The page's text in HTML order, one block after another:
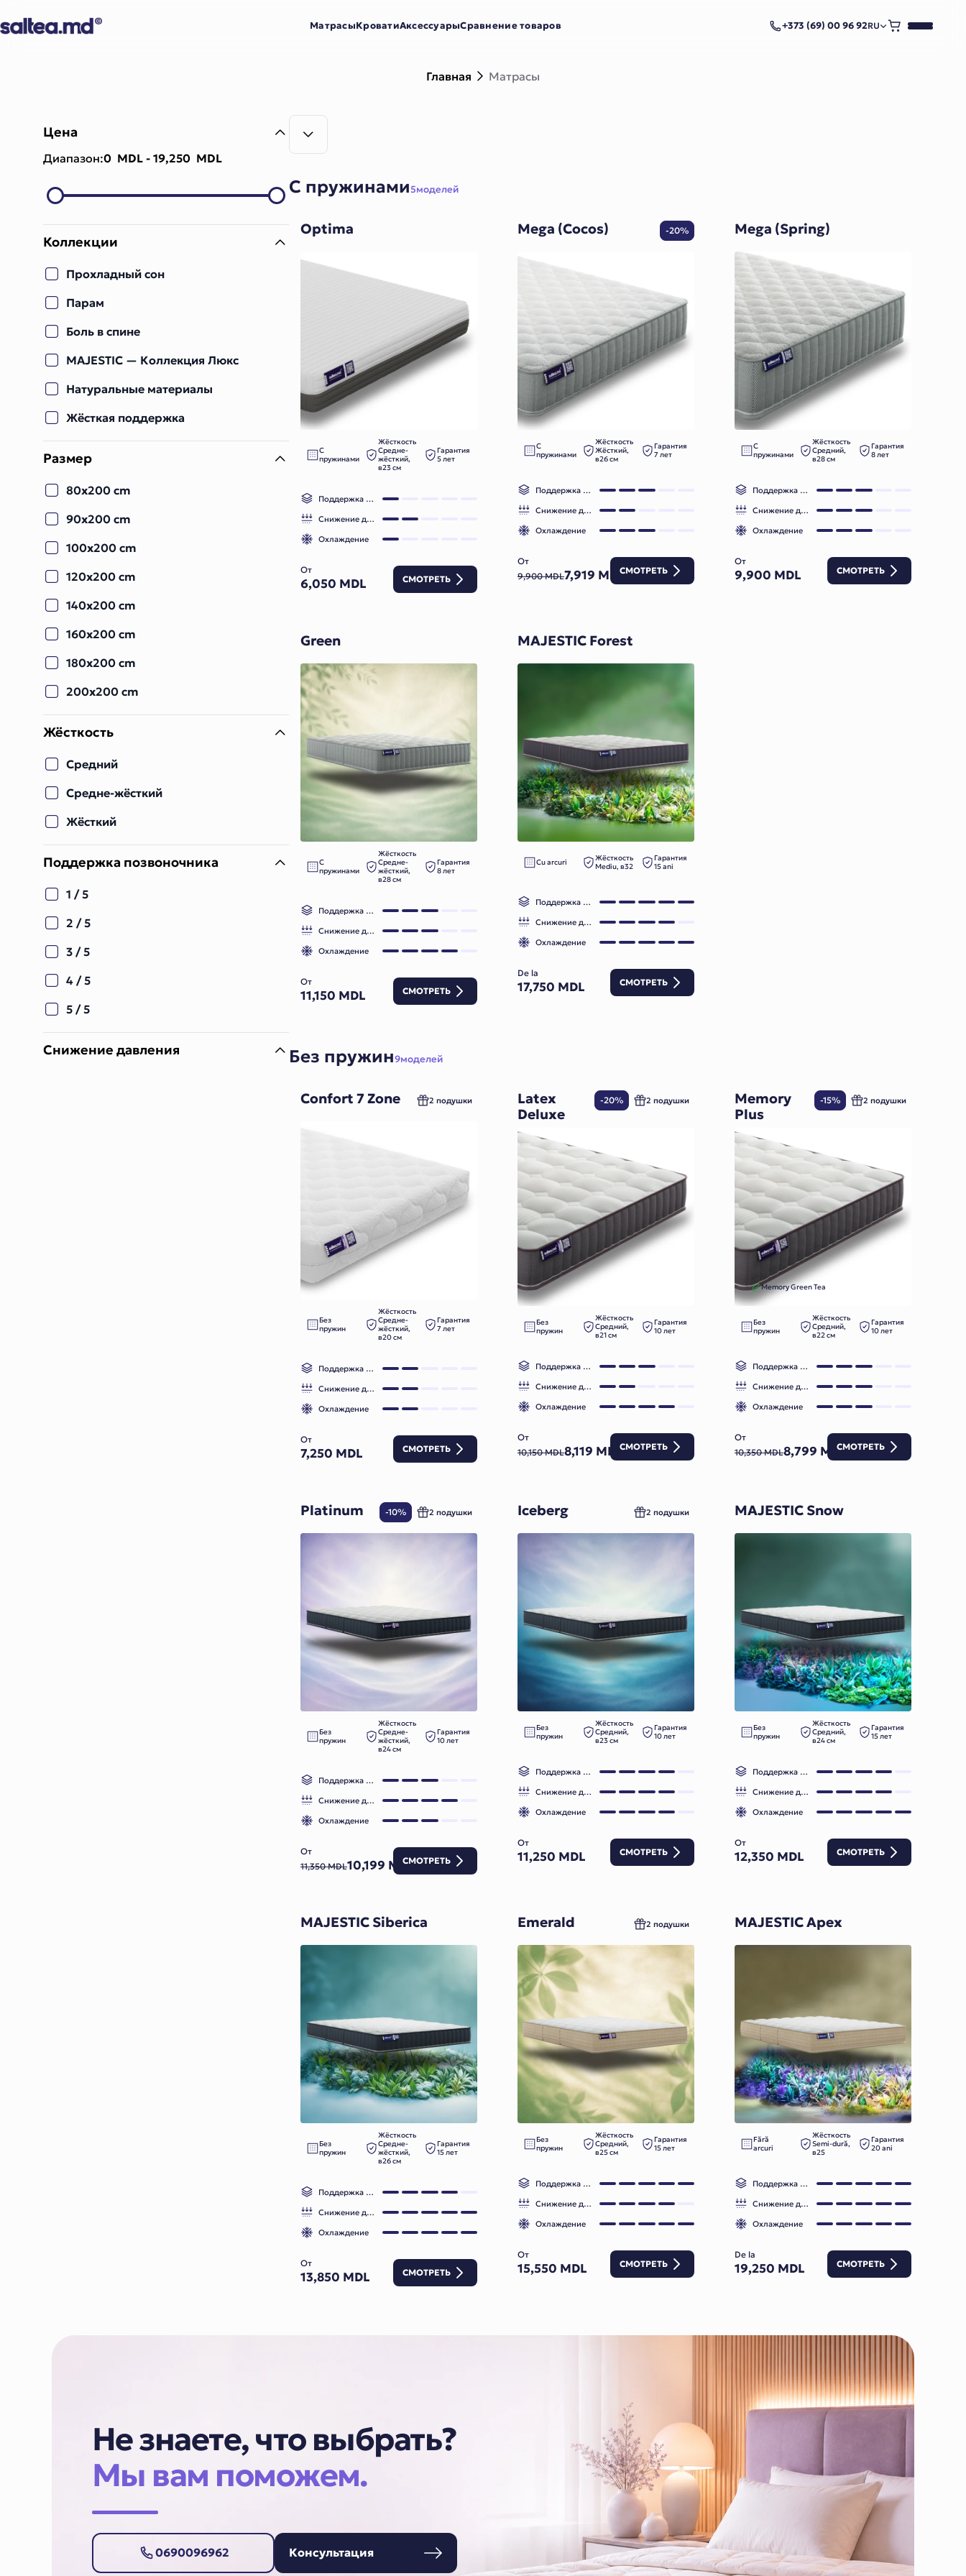
МатрасыКроватиАксессуарыСравнение товаров +373 (69) 00 96 92RU
Главная Матрасы
Цена
Диапазон:0 MDL - 19,250 MDL
Коллекции
Прохладный сон
Парам
Боль в спине
MAJESTIC — Коллекция Люкс
Натуральные материалы
Жёсткая поддержка
Размер
80x200 cm
90x200 cm
100x200 cm
120x200 cm
140x200 cm
160x200 cm
180x200 cm
200x200 cm
Жёсткость
Средний
Средне-жёсткий
Жёсткий
Поддержка позвоночника
1 / 5
2 / 5
3 / 5
4 / 5
5 / 5
Снижение давления
С пружинами5моделей
Optima
С
пружинами
Жёсткость
Средне-
жёсткий,
в23 см
Гарантия
5 лет
Поддержка позвоночника
Снижение давления
Охлаждение
От
6,050 MDL СМОТРЕТЬ
Mega (Cocos) -20%
С
пружинами
Жёсткость
Жёсткий,
в26 см
Гарантия
7 лет
Поддержка позвоночника
Снижение давления
Охлаждение
От
9,900 MDL7,919 MDLСМОТРЕТЬ
Mega (Spring)
С
пружинами
Жёсткость
Средний,
в28 см
Гарантия
8 лет
Поддержка позвоночника
Снижение давления
Охлаждение
От
9,900 MDL СМОТРЕТЬ
Green
С
пружинами
Жёсткость
Средне-
жёсткий,
в28 см
Гарантия
8 лет
Поддержка позвоночника
Снижение давления
Охлаждение
От
11,150 MDL СМОТРЕТЬ
MAJESTIC Forest
Cu arcuri
Жёсткость
Mediu, в32
Гарантия
15 ani
Поддержка позвоночника
Снижение давления
Охлаждение
De la
17,750 MDL СМОТРЕТЬ
Без пружин9моделей
Confort 7 Zone 2 подушки
Без
пружин
Жёсткость
Средне-
жёсткий,
в20 см
Гарантия
7 лет
Поддержка позвоночника
Снижение давления
Охлаждение
От
7,250 MDL СМОТРЕТЬ
Latex
Deluxe
-20% 2 подушки
Без
пружин
Жёсткость
Средний,
в21 см
Гарантия
10 лет
Поддержка позвоночника
Снижение давления
Охлаждение
От
10,150 MDL8,119 MDLСМОТРЕТЬ
Memory
Plus
-15% 2 подушки
Memory Green Tea
Без
пружин
Жёсткость
Средний,
в22 см
Гарантия
10 лет
Поддержка позвоночника
Снижение давления
Охлаждение
От
10,350 MDL8,799 MDLСМОТРЕТЬ
Platinum -10% 2 подушки
Без
пружин
Жёсткость
Средне-
жёсткий,
в24 см
Гарантия
10 лет
Поддержка позвоночника
Снижение давления
Охлаждение
От
11,350 MDL10,199 MDLСМОТРЕТЬ
Iceberg 2 подушки
Без
пружин
Жёсткость
Средний,
в23 см
Гарантия
10 лет
Поддержка позвоночника
Снижение давления
Охлаждение
От
11,250 MDL СМОТРЕТЬ
MAJESTIC Snow
Без
пружин
Жёсткость
Средний,
в24 см
Гарантия
15 лет
Поддержка позвоночника
Снижение давления
Охлаждение
От
12,350 MDL СМОТРЕТЬ
MAJESTIC Siberica
Без
пружин
Жёсткость
Средне-
жёсткий,
в26 см
Гарантия
15 лет
Поддержка позвоночника
Снижение давления
Охлаждение
От
13,850 MDL СМОТРЕТЬ
Emerald 2 подушки
Без
пружин
Жёсткость
Средний,
в25 см
Гарантия
15 лет
Поддержка позвоночника
Снижение давления
Охлаждение
От
15,550 MDL СМОТРЕТЬ
MAJESTIC Apex
Fără
arcuri
Жёсткость
Semi-dură,
в25
Гарантия
20 ani
Поддержка позвоночника
Снижение давления
Охлаждение
De la
19,250 MDL СМОТРЕТЬ
Не знаете, что выбрать?
Мы вам поможем.
0690096962 Консультация